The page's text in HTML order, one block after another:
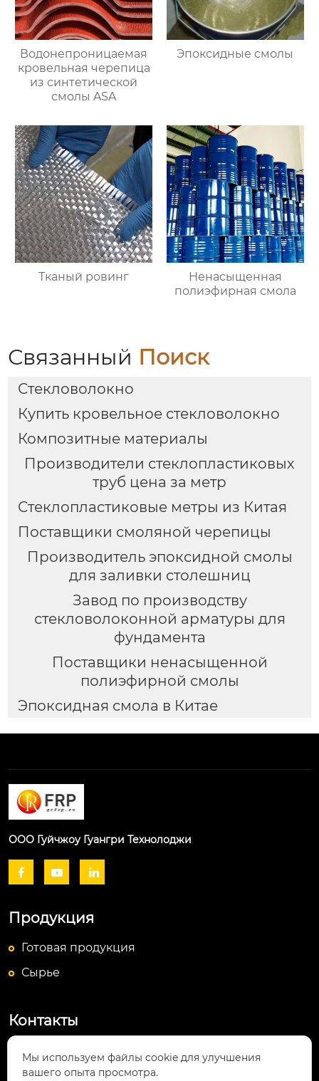
Водонепроницаемая
кровельная черепица
из синтетической
смолы ASA
Эпоксидные смолы
Тканый ровинг
Ненасыщенная
полиэфирная смола
Связанный Поиск
Стекловолокно
Купить кровельное стекловолокно
Композитные материалы
Производители стеклопластиковых
труб цена за метр
Стеклопластиковые метры из Китая
Поставщики смоляной черепицы
Производитель эпоксидной смолы
для заливки столешниц
Завод по производству
стекловолоконной арматуры для
фундамента
Поставщики ненасыщенной
полиэфирной смолы
Эпоксидная смола в Китае
ООО Гуйчжоу Гуангри Технолоджи
  
Продукция
Готовая продукция
Сырье
Контакты

Посёлок Байюньшань, уезд Чаншунь,
провинция Гуйчжоу
Мы используем файлы cookie для улучшения
вашего опыта просмотра.